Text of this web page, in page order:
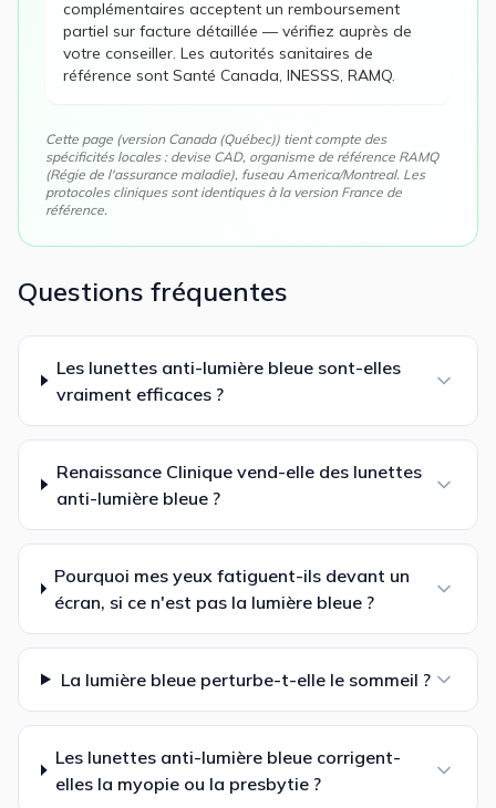
complémentaires acceptent un remboursement
partiel sur facture détaillée — vérifiez auprès de
votre conseiller. Les autorités sanitaires de
référence sont Santé Canada, INESSS, RAMQ.
Cette page (version Canada (Québec)) tient compte des
spécificités locales : devise CAD, organisme de référence RAMQ
(Régie de l'assurance maladie), fuseau America/Montreal. Les
protocoles cliniques sont identiques à la version France de
référence.
Questions fréquentes
Les lunettes anti-lumière bleue sont-elles
vraiment efficaces ?
Renaissance Clinique vend-elle des lunettes
anti-lumière bleue ?
Pourquoi mes yeux fatiguent-ils devant un
écran, si ce n'est pas la lumière bleue ?
La lumière bleue perturbe-t-elle le sommeil ?
Les lunettes anti-lumière bleue corrigent-
elles la myopie ou la presbytie ?